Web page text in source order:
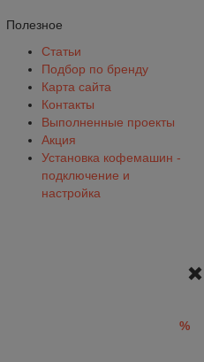
Полезное
Статьи
Подбор по бренду
Карта сайта
Контакты
Выполненные проекты
Акция
Установка кофемашин -
подключение и
настройка
%